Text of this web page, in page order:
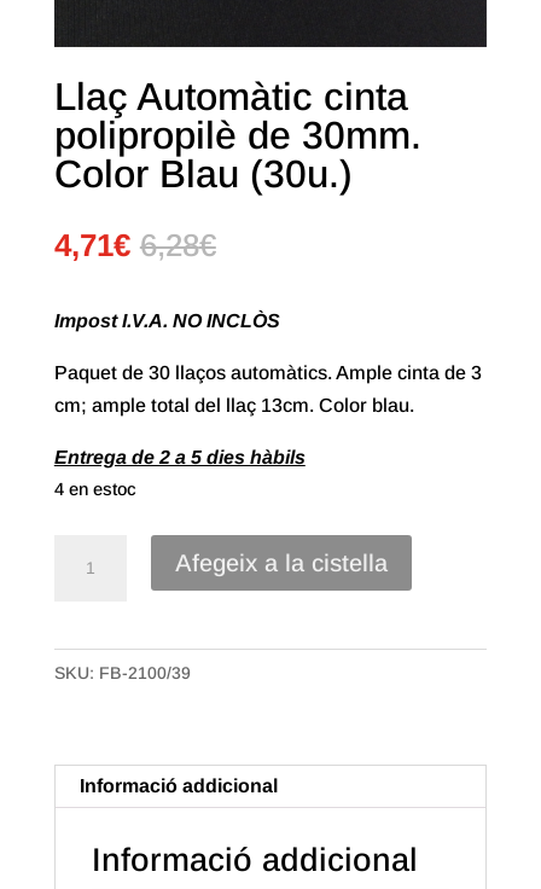
Llaç Automàtic cinta
polipropilè de 30mm.
Color Blau (30u.)
4,71€ 6,28€
Impost I.V.A. NO INCLÒS
Paquet de 30 llaços automàtics. Ample cinta de 3
cm; ample total del llaç 13cm. Color blau.
Entrega de 2 a 5 dies hàbils
4 en estoc
Automàtic
cinta
30mm.
Color
(30u.)
Afegeix a la cistella
SKU: FB-2100/39
Informació addicional
Informació addicional